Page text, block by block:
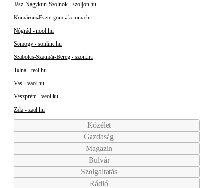
Jász-Nagykun-Szolnok - szoljon.hu
Komárom-Esztergom - kemma.hu
Nógrád - nool.hu
Somogy - sonline.hu
Szabolcs-Szatmár-Bereg - szon.hu
Tolna - teol.hu
Vas - vaol.hu
Veszprém - veol.hu
Zala - zaol.hu
Közélet
Gazdaság
Magazin
Bulvár
Szolgáltatás
Rádió